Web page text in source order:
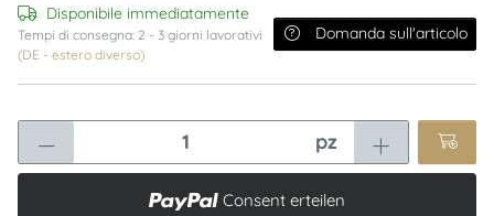
Disponibile immediatamente
Tempi di consegna: 2 - 3 giorni lavorativi
(DE - estero diverso)
Domanda sull'articolo
pz
Consent erteilen